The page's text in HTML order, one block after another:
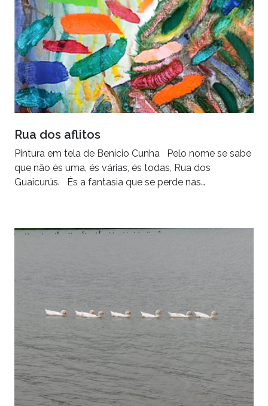
Rua dos aflitos
Pintura em tela de Benício Cunha Pelo nome se sabe
que não és uma, és várias, és todas, Rua dos
Guaicurús. És a fantasia que se perde nas…